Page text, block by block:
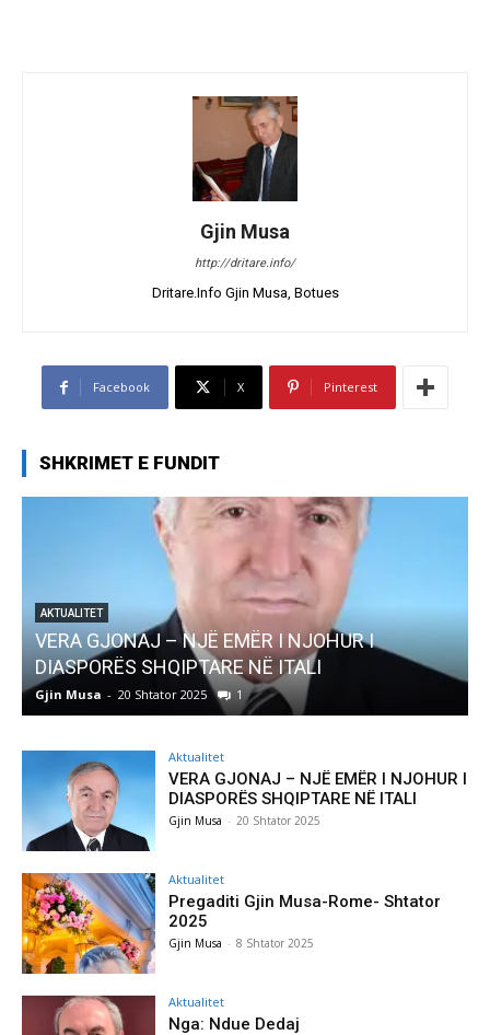
Gjin Musa
http://dritare.info/
Dritare.Info Gjin Musa, Botues
Facebook X Pinterest
SHKRIMET E FUNDIT
AKTUALITET
Pregaditi Gjin Musa-Rome- Shtator 2025
Gjin Musa - 8 Shtator 2025 0
Aktualitet
VERA GJONAJ – NJË EMËR I NJOHUR I
DIASPORËS SHQIPTARE NË ITALI
Gjin Musa - 20 Shtator 2025
Aktualitet
Pregaditi Gjin Musa-Rome- Shtator
2025
Gjin Musa - 8 Shtator 2025
Aktualitet
Nga: Ndue Dedaj